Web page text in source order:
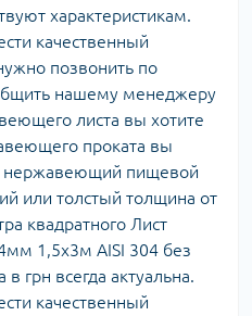
характеристикам.
качественный
позвонить по
нашему менеджеру
листа вы хотите
проката вы
нержавеющий пищевой
или толстый толщина от
квадратного Лист
1,5х3м AISI 304 без
грн всегда актуальна.
качественный